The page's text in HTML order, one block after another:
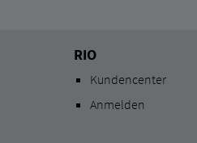
RIO
Kundencenter
Anmelden